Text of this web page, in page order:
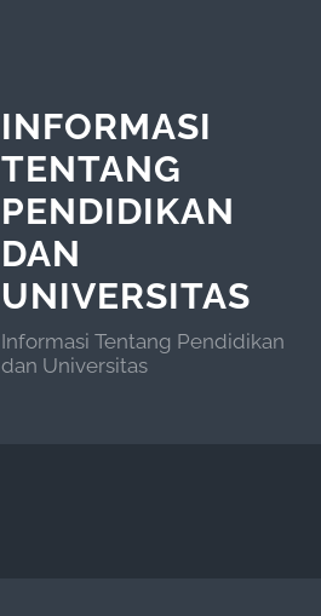
INFORMASI
TENTANG
PENDIDIKAN
DAN
UNIVERSITAS
Informasi Tentang Pendidikan
dan Universitas